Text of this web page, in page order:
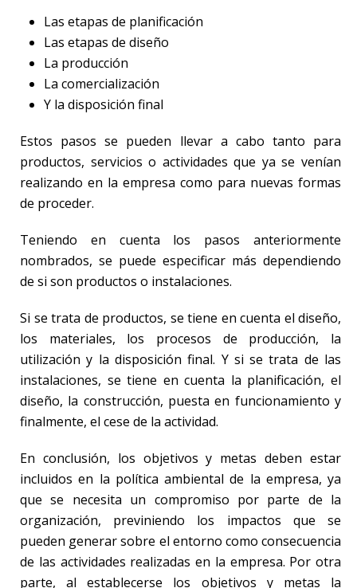
Las etapas de planificación
Las etapas de diseño
La producción
La comercialización
Y la disposición final
Estos pasos se pueden llevar a cabo tanto para
productos, servicios o actividades que ya se venían
realizando en la empresa como para nuevas formas
de proceder.
Teniendo en cuenta los pasos anteriormente
nombrados, se puede especificar más dependiendo
de si son productos o instalaciones.
Si se trata de productos, se tiene en cuenta el diseño,
los materiales, los procesos de producción, la
utilización y la disposición final. Y si se trata de las
instalaciones, se tiene en cuenta la planificación, el
diseño, la construcción, puesta en funcionamiento y
finalmente, el cese de la actividad.
En conclusión, los objetivos y metas deben estar
incluidos en la política ambiental de la empresa, ya
que se necesita un compromiso por parte de la
organización, previniendo los impactos que se
pueden generar sobre el entorno como consecuencia
de las actividades realizadas en la empresa. Por otra
parte, al establecerse los objetivos y metas la